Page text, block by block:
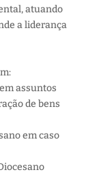
atuando
a liderança
assuntos
de bens
em caso